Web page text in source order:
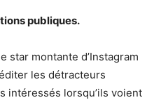
publiques.
star montante d’Instagram
les détracteurs
intéressés lorsqu’ils voient